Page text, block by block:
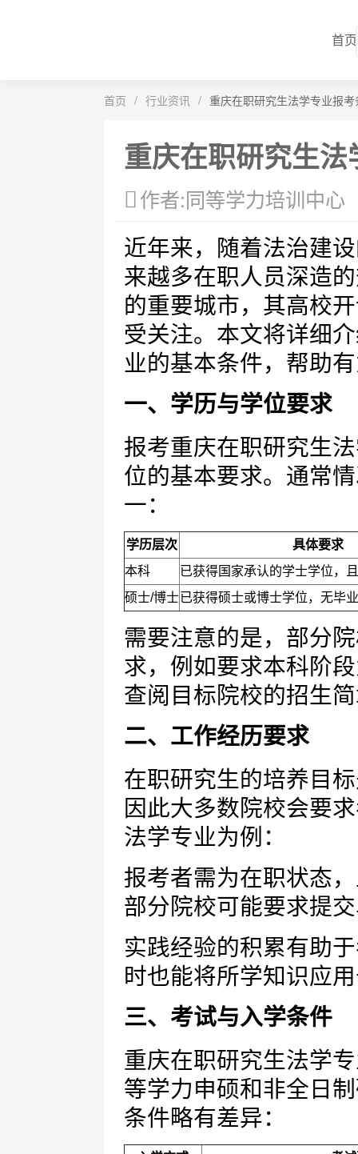
首页
首页 / 行业资讯 / 重庆在职研究生法学专业报考
重庆在职研究生
作者:同等学力培训中心
近年来，随着法治建
来越多在职人员深造
的重要城市，其高校
受关注。本文将详细
业的基本条件，帮助
一、学历与学位要求
报考重庆在职研究生
位的基本要求。通常
一：
学历层次
具体要求
本科
已获得国家承认的学士学位，
硕士/博士已获得硕士或博士学位，无毕
需要注意的是，部分
求，例如要求本科阶
查阅目标院校的招生
二、工作经历要求
在职研究生的培养目
因此大多数院校会要
法学专业为例：
报考者需为在职状态
部分院校可能要求提
实践经验的积累有助
时也能将所学知识应
三、考试与入学条件
重庆在职研究生法学
等学力申硕和非全日
条件略有差异：